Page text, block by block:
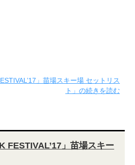
」苗場スキー場 セットリス
ト」の続きを読む
FESTIVAL’17」苗場スキー